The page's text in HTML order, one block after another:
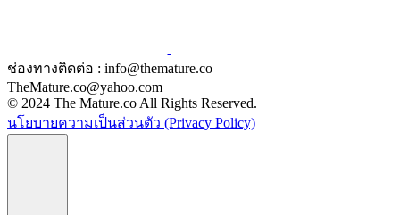
ช่องทางติดต่อ : info@themature.co
TheMature.co@yahoo.com
© 2024 The Mature.co All Rights Reserved.
นโยบายความเป็นส่วนตัว (Privacy Policy)